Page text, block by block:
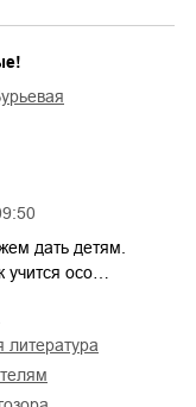
дать детям.
осо…
литература